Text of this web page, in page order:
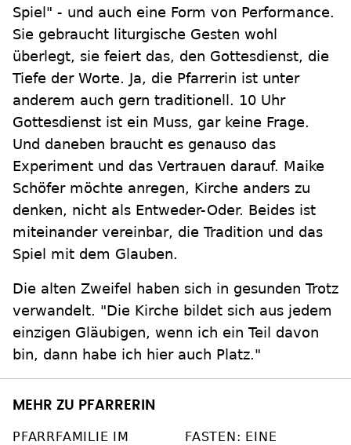
Spiel" - und auch eine Form von Performance.
Sie gebraucht liturgische Gesten wohl
überlegt, sie feiert das, den Gottesdienst, die
Tiefe der Worte. Ja, die Pfarrerin ist unter
anderem auch gern traditionell. 10 Uhr
Gottesdienst ist ein Muss, gar keine Frage.
Und daneben braucht es genauso das
Experiment und das Vertrauen darauf. Maike
Schöfer möchte anregen, Kirche anders zu
denken, nicht als Entweder-Oder. Beides ist
miteinander vereinbar, die Tradition und das
Spiel mit dem Glauben.
Die alten Zweifel haben sich in gesunden Trotz
verwandelt. "Die Kirche bildet sich aus jedem
einzigen Gläubigen, wenn ich ein Teil davon
bin, dann habe ich hier auch Platz."
MEHR ZU PFARRERIN
PFARRFAMILIE IM
FASTEN: EINE